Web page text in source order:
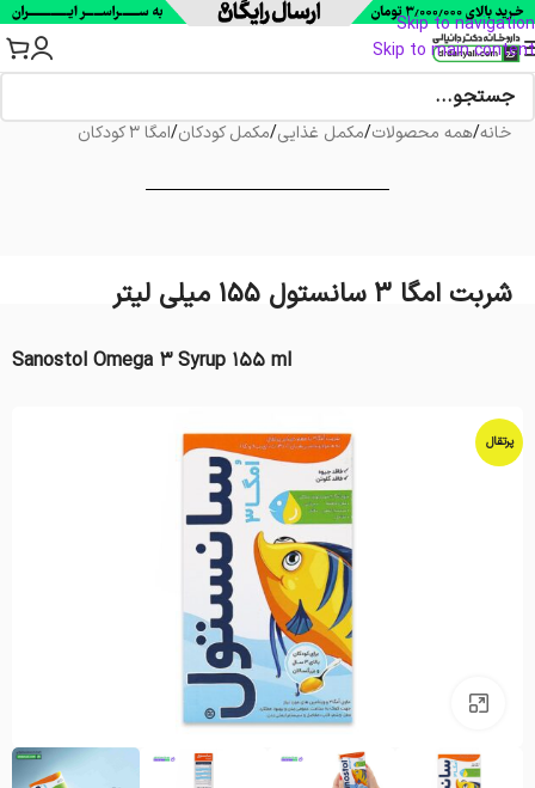
Skip to navigation
Skip to main content
خانه/همه محصولات/مکمل غذایی/مکمل کودکان/امگا 3 کودکان
شربت امگا 3 سانستول 155 میلی لیتر
Sanostol Omega 3 Syrup 155 ml
پرتقال
بزرگنمایی تصویر